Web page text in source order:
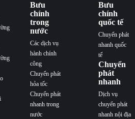
Bưu
chính
trong
nước
Các dịch vụ
hành chính
công
Chuyển phát
hỏa tốc
Chuyển phát
nhanh trong
nước
Bưu
chính
quốc tế
Chuyển phát
nhanh quốc
tế
Chuyển
phát
nhanh
Dịch vụ
chuyển phát
nhanh nội địa